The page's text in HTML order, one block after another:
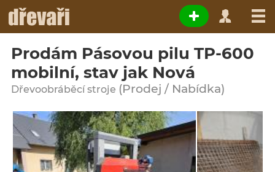
Prodám Pásovou pilu TP-600
mobilní, stav jak Nová
Dřevoobráběcí stroje (Prodej / Nabídka)